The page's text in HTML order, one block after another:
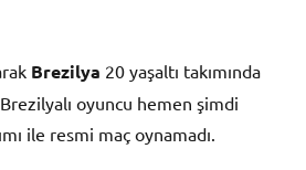
Brezilya 20 yaşaltı takımında
oyuncu hemen şimdi
ile resmi maç oynamadı.